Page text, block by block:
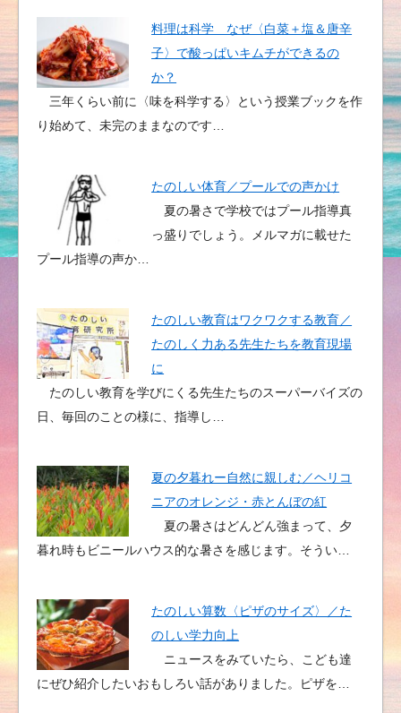
料理は科学 なぜ〈白菜＋塩＆唐辛
子〉で酸っぱいキムチができるの
か？
三年くらい前に〈味を科学する〉という授業ブックを作
り始めて、未完のままなのです…
たのしい体育／プールでの声かけ
夏の暑さで学校ではプール指導真
っ盛りでしょう。メルマガに載せた
プール指導の声か…
たのしい教育はワクワクする教育／
たのしく力ある先生たちを教育現場
に
たのしい教育を学びにくる先生たちのスーパーバイズの
日、毎回のことの様に、指導し…
夏の夕暮れー自然に親しむ／ヘリコ
ニアのオレンジ・赤とんぼの紅
夏の暑さはどんどん強まって、夕
暮れ時もビニールハウス的な暑さを感じます。そうい…
たのしい算数〈ピザのサイズ〉／た
のしい学力向上
ニュースをみていたら、こども達
にぜひ紹介したいおもしろい話がありました。ピザを…